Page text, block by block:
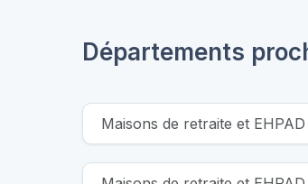
Départements
Maisons de retraite et